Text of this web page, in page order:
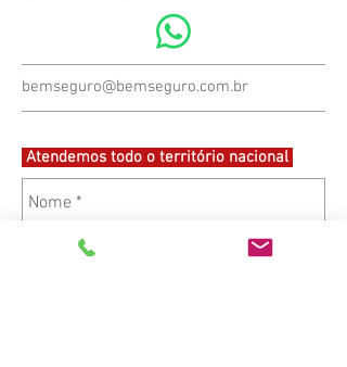
bemseguro@bemseguro.com.br
Atendemos todo o território nacional